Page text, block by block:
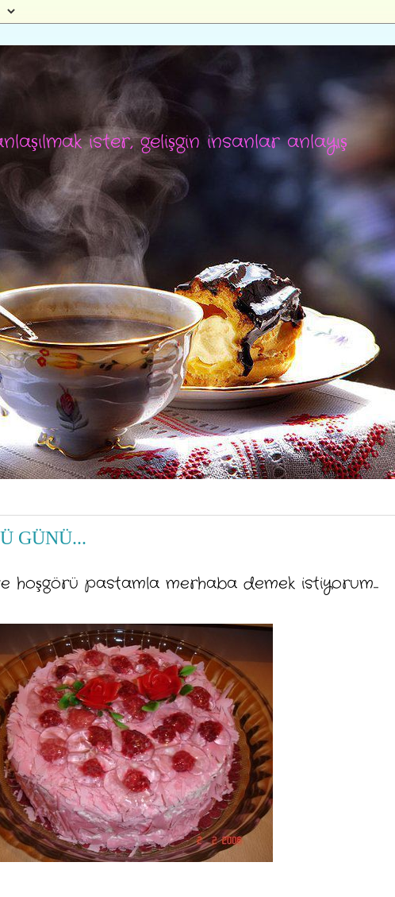
ister, gelişgin insanlar anlayış
GÜNÜ...
hoşgörü pastamla merhaba demek istiyorum...